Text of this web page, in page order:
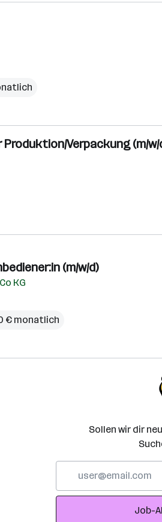
Verpackung (m/w/
(m/w/d)
KG
€ monatlich
Sollen wir dir
Adresse
Job-